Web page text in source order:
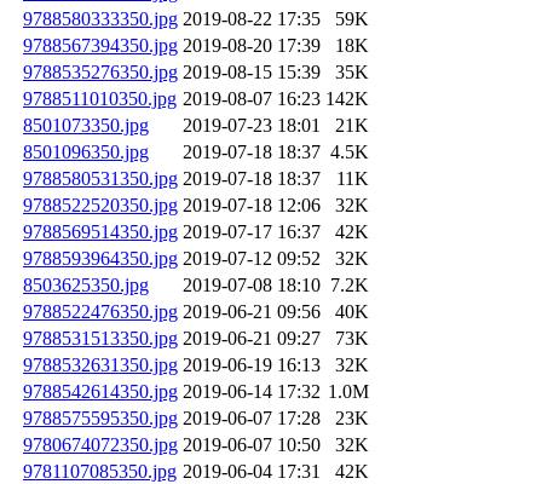
9788580333350.jpg 2019-08-22 17:35
59K
9788567394350.jpg 2019-08-20 17:39
18K
9788535276350.jpg 2019-08-15 15:39
35K
9788511010350.jpg 2019-08-07 16:23 142K
8501073350.jpg
2019-07-23 18:01
21K
8501096350.jpg
2019-07-18 18:37 4.5K
9788580531350.jpg 2019-07-18 18:37
11K
9788522520350.jpg 2019-07-18 12:06
32K
9788569514350.jpg 2019-07-17 16:37
42K
9788593964350.jpg 2019-07-12 09:52
32K
8503625350.jpg
2019-07-08 18:10 7.2K
9788522476350.jpg 2019-06-21 09:56
40K
9788531513350.jpg 2019-06-21 09:27
73K
9788532631350.jpg 2019-06-19 16:13
32K
9788542614350.jpg 2019-06-14 17:32 1.0M
9788575595350.jpg 2019-06-07 17:28
23K
9780674072350.jpg 2019-06-07 10:50
32K
9781107085350.jpg 2019-06-04 17:31
42K